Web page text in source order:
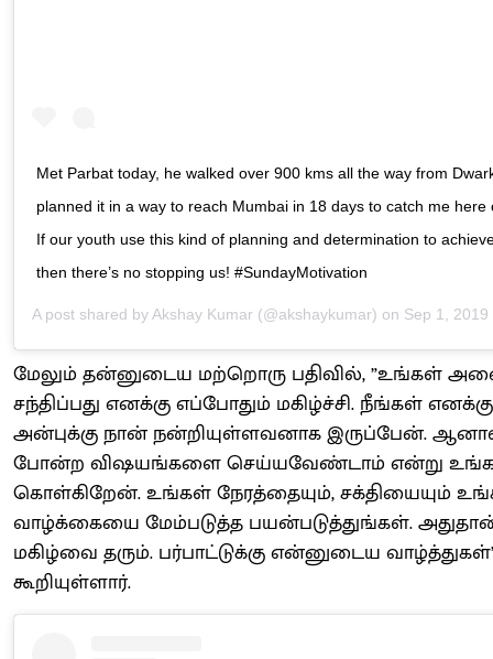
Met Parbat today, he walked over 900 kms all the way from
planned it in a way to reach Mumbai in 18 days to catch me here
If our youth use this kind of planning and determination to
then there’s no stopping us! #SundayMotivation
A post shared byAkshay Kumar (@akshaykumar) on Sep 1, 2019
மேலும் தன்னுடைய மற்றொரு பதிவில், ”உங்கள்
சந்திப்பது எனக்கு எப்போதும் மகிழ்ச்சி. நீங்கள்
அன்புக்கு நான் நன்றியுள்ளவனாக இருப்பேன்.
போன்ற விஷயங்களை செய்யவேண்டாம் என்று
கொள்கிறேன். உங்கள் நேரத்தையும், சக்தியையும்
வாழ்க்கையை மேம்படுத்த பயன்படுத்துங்கள்.
மகிழ்வை தரும். பர்பாட்டுக்கு என்னுடைய
கூறியுள்ளார்.